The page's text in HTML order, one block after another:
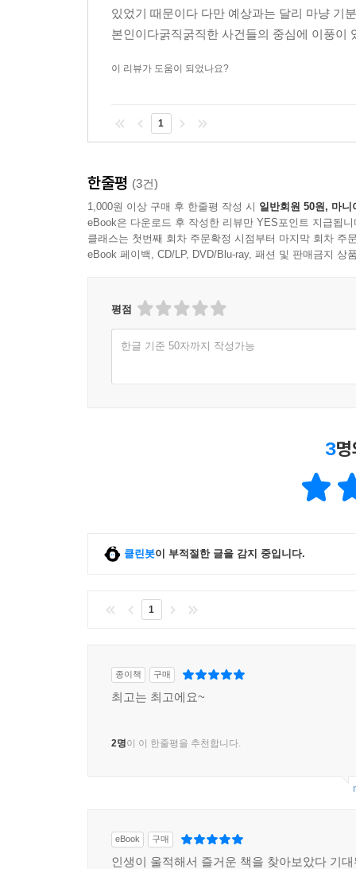
있었기 때문이다 다만 예상과는 달리 마냥 기
본인이다굵직굵직한 사건들의 중심에 이풍
이 리뷰가 도움이 되었나요?
1
한줄평 (3건)
1,000원 이상 구매 후 한줄평 작성 시 일반회원 50원, 마니
eBook은 다운로드 후 작성한 리뷰만 YES포인트 지급됩니
클래스는 첫번째 회차 주문확정 시점부터 마지막 회차 주
eBook 페이백, CD/LP, DVD/Blu-ray, 패션 및 판매금지 상
평점
한글 기준 50자까지 작성가능
3
클린봇이 부적절한 글을 감지 중입니다.
1
종이책 구매
최고는 최고에요~
2명이 이 한줄평을 추천합니다.
eBook 구매
인생이 울적해서 즐거운 책을 찾아보았다 기